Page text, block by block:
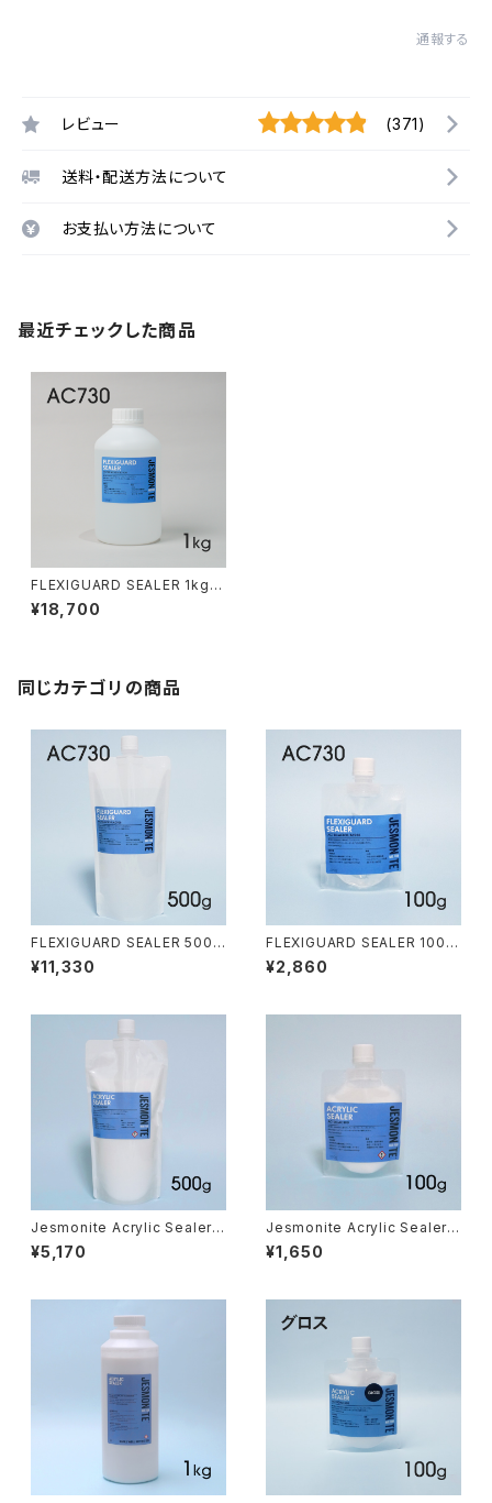
通報する
レビュー (371)
送料・配送方法について
お支払い方法について
最近チェックした商品
FLEXIGUARD SEALER 1kg【F
or AC730】
¥18,700
同じカテゴリの商品
FLEXIGUARD SEALER 500g
【For AC730】
¥11,330
FLEXIGUARD SEALER 100g
【For AC730】
¥2,860
Jesmonite Acrylic Sealer 5
00g（コーティング剤 500g）
¥5,170
Jesmonite Acrylic Sealer 1
00g（コーティング剤 100g）
¥1,650